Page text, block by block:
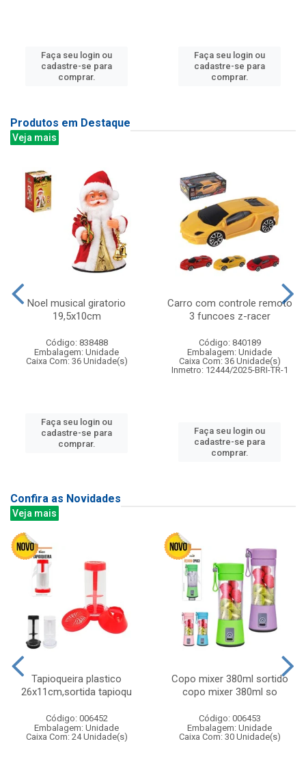
Faça seu login ou
cadastre-se para
comprar.
Faça seu login ou
cadastre-se para
comprar.
Produtos em Destaque
Veja mais
Noel musical giratorio
19,5x10cm
Código: 838488
Embalagem: Unidade
Caixa Com: 36 Unidade(s)
Faça seu login ou
cadastre-se para
comprar.
Carro com controle remoto
3 funcoes z-racer
Código: 840189
Embalagem: Unidade
Caixa Com: 36 Unidade(s)
Inmetro: 12444/2025-BRI-TR-1
Faça seu login ou
cadastre-se para
comprar.
Confira as Novidades
Veja mais
Tapioqueira plastico
26x11cm,sortida tapioqu
Código: 006452
Embalagem: Unidade
Caixa Com: 24 Unidade(s)
Copo mixer 380ml sortido
copo mixer 380ml so
Código: 006453
Embalagem: Unidade
Caixa Com: 30 Unidade(s)